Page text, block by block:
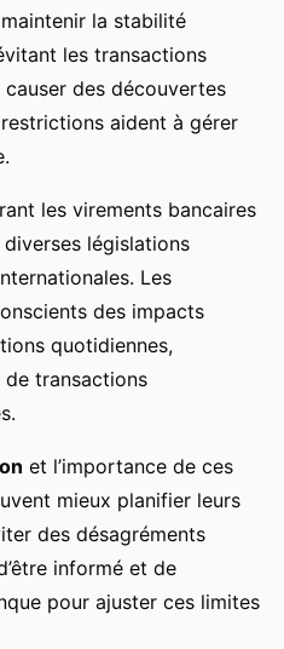
la stabilité
les transactions
des découvertes
aident à gérer
les virements bancaires
législations
Les
des impacts
quotidiennes,
de transactions
et l’importance de ces
mieux planifier leurs
des désagréments
informé et de
pour ajuster ces limites